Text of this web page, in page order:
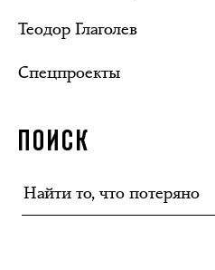
Теодор Глаголев
Спецпроекты
ПОИСК